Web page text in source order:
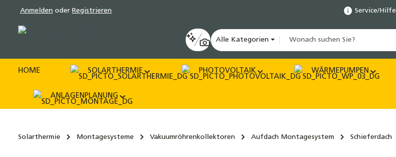
Zur Hauptnavigation springen
Anmelden oder Registrieren Service/Hilfe
Alle Kategorien
HOME SOLARTHERMIE PHOTOVOLTAIK WÄRMEPUMPEN
ANLAGENPLANUNG
Solarthermie Montagesysteme Vakuumröhrenkollektoren Aufdach Montagesystem Schieferdach